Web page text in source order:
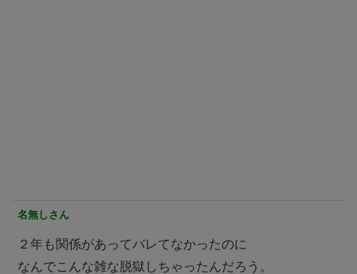
名無しさん
２年も関係があってバレてなかったのに
なんでこんな雑な脱獄しちゃったんだろう。